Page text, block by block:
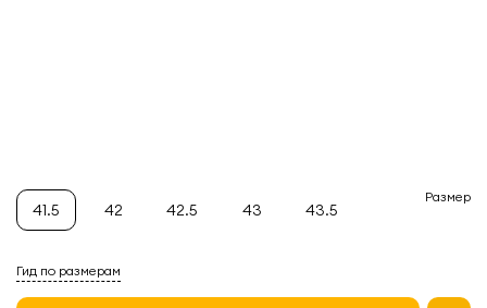
Гид по размерам
Размер
41.5 42 42.5 43 43.5